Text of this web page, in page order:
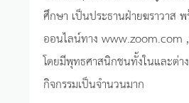
ศึกษา เป็นประธานฝ่ายฆราวาส
ออนไลน์ทาง www.zoom.com
โดยมีพุทธศาสนิกชนทั้งในและต่า
กิจกรรมเป็นจำนวนมาก